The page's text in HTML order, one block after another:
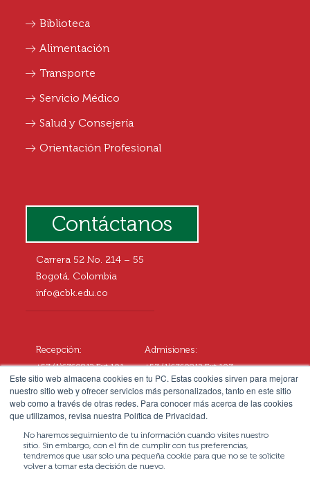
Este sitio web almacena cookies en tu PC. Estas cookies sirven para mejorar
nuestro sitio web y ofrecer servicios más personalizados, tanto en este sitio
web como a través de otras redes. Para conocer más acerca de las cookies
que utilizamos, revisa nuestra Política de Privacidad.
No haremos seguimiento de tu información cuando visites nuestro
sitio. Sin embargo, con el fin de cumplir con tus preferencias,
tendremos que usar solo una pequeña cookie para que no se te solicite
volver a tomar esta decisión de nuevo.
Biblioteca
Alimentación
Transporte
Servicio Médico
Salud y Consejería
Orientación Profesional
Contáctanos
Carrera 52 No. 214 – 55
Bogotá, Colombia
info@cbk.edu.co
Recepción:
+57 (1)6760812 Ext.101
+57 3057677108
Admisiones:
+57 (1)6760812 Ext.107
+57 3102545414